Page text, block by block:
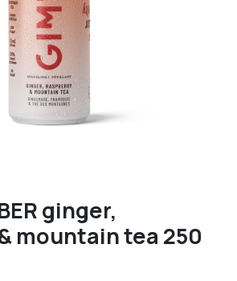
ginger,
mountain tea 250